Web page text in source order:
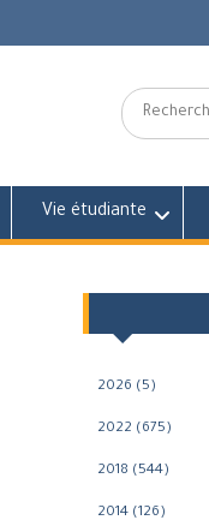
Recherche:
Vie étudiante
2026 (5)
2022 (675)
2018 (544)
2014 (126)